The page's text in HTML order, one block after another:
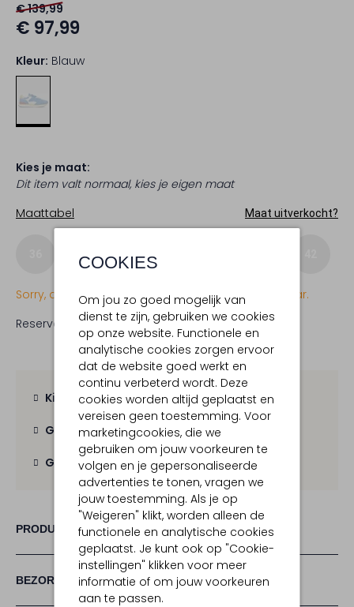
COOKIES
Om jou zo goed mogelijk van
dienst te zijn, gebruiken we cookies
op onze website. Functionele en
analytische cookies zorgen ervoor
dat de website goed werkt en
continu verbeterd wordt. Deze
cookies worden altijd geplaatst en
vereisen geen toestemming. Voor
marketingcookies, die we
gebruiken om jouw voorkeuren te
volgen en je gepersonaliseerde
advertenties te tonen, vragen we
jouw toestemming. Als je op
"Weigeren" klikt, worden alleen de
functionele en analytische cookies
geplaatst. Je kunt ook op "Cookie-
instellingen" klikken voor meer
informatie of om jouw voorkeuren
aan te passen.
€ 139,99
€ 97,99
Kleur: Blauw
Kies je maat:
Dit item valt normaal, kies je eigen maat
Maattabel
Maat uitverkocht?
37 38
Sorry, dit item is momenteel (nog) niet beschikbaar.
Reserveer direct in een van onze 19 boutiques
Kies zelf je bezorgmoment
Gratis verzendingvanaf € 100,-
Gratis retourbinnen 30 dagen
PRODUCT INFORMATIE
BEZORGEN & RETOURNEREN